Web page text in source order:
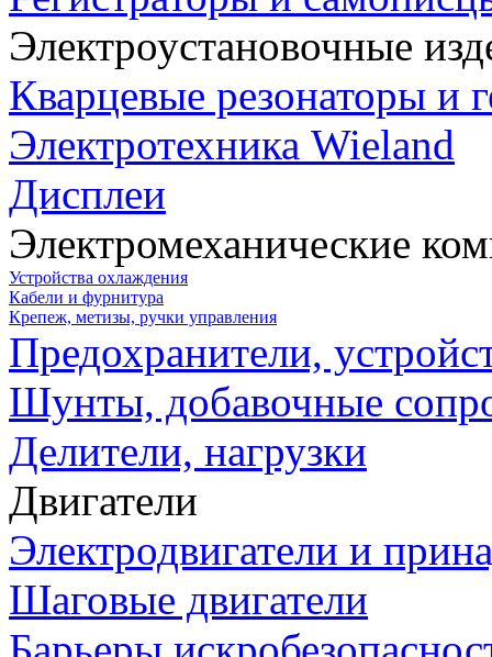
Электроустановочные
Кварцевые резонаторы и
Электротехника Wieland
Дисплеи
Электромеханические
Устройства охлаждения
Кабели и фурнитура
Крепеж, метизы, ручки управления
Предохранители,
Шунты, добавочные
Делители, нагрузки
Двигатели
Электродвигатели и
Шаговые двигатели